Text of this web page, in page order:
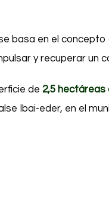
basa en el concepto
y recuperar un
de 2,5 hectáreas
Ibai-eder, en el